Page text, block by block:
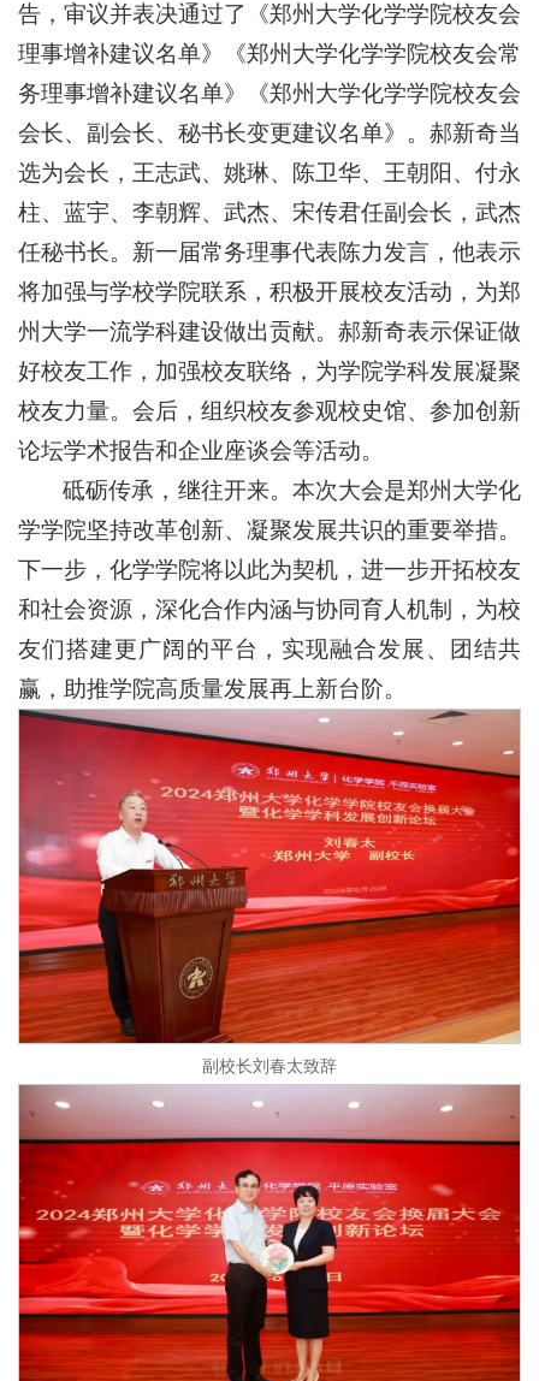
告，审议并表决通过了《郑州大学化学学院校友会
理事增补建议名单》《郑州大学化学学院校友会常
务理事增补建议名单》《郑州大学化学学院校友会
会长、副会长、秘书长变更建议名单》。郝新奇当
选为会长，王志武、姚琳、陈卫华、王朝阳、付永
柱、蓝宇、李朝辉、武杰、宋传君任副会长，武杰
任秘书长。新一届常务理事代表陈力发言，他表示
将加强与学校学院联系，积极开展校友活动，为郑
州大学一流学科建设做出贡献。郝新奇表示保证做
好校友工作，加强校友联络，为学院学科发展凝聚
校友力量。会后，组织校友参观校史馆、参加创新
论坛学术报告和企业座谈会等活动。
砥砺传承，继往开来。本次大会是郑州大学化
学学院坚持改革创新、凝聚发展共识的重要举措。
下一步，化学学院将以此为契机，进一步开拓校友
和社会资源，深化合作内涵与协同育人机制，为校
友们搭建更广阔的平台，实现融合发展、团结共
赢，助推学院高质量发展再上新台阶。
副校长刘春太致辞